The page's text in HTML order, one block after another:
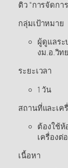
ติว “การจัดก
กลุ่มเป้าหมาย
ผู้ดูแลระ
งม.อ.วิท
ระยะเวลา
1 วัน
สถานที่และเค
ต้องใช้ห้
เครื่องต่
เนื้อหา